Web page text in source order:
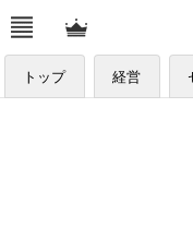
トップ 経営